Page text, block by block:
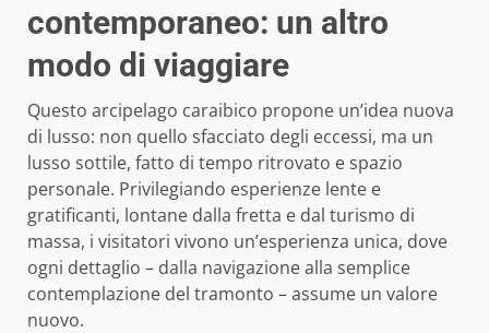
contemporaneo: un altro
modo di viaggiare
Questo arcipelago caraibico propone un’idea nuova
di lusso: non quello sfacciato degli eccessi, ma un
lusso sottile, fatto di tempo ritrovato e spazio
personale. Privilegiando esperienze lente e
gratificanti, lontane dalla fretta e dal turismo di
massa, i visitatori vivono un’esperienza unica, dove
ogni dettaglio – dalla navigazione alla semplice
contemplazione del tramonto – assume un valore
nuovo.